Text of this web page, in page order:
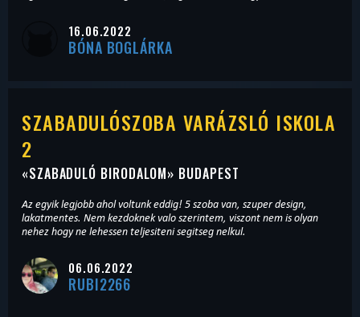
16.06.2022
BÓNA BOGLÁRKA
SZABADULÓSZOBA VARÁZSLÓ ISKOLA
2
«SZABADULÓ BIRODALOM» BUDAPEST
Az egyik legjobb ahol voltunk eddig! 5 szoba van, szuper design,
lakatmentes. Nem kezdoknek valo szerintem, viszont nem is olyan
nehez hogy ne lehessen teljesiteni segitseg nelkul.
06.06.2022
RUBI2266